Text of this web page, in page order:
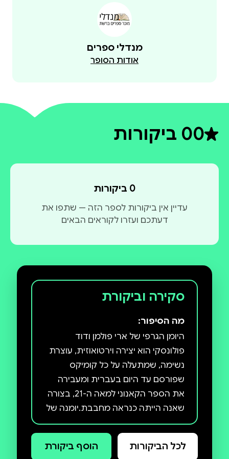
מנדלי ספרים
אודות הסופר
0דירוג ממוצע 0 מתוך 5
0 ביקורות
0 ביקורות
עדיין אין ביקורות לספר הזה — שתפו את
דעתכם ועזרו לקוראים הבאים
סקירה וביקורת
מה הסיפור:
היומן הגרפי של ארי פולמן ודוד
פולונסקי הוא יצירה וירטואוזית, עוצרת
נשימה, שמתעלה על כל קומיקס
שפורסם עד היום בעברית ומעבירה
את הספר הקאנוני למאה ה-21, בצורה
שאנה הייתה כנראה מחבבת.יומנה של
אנה פרנק הוא אחד הספרים הנקראים
ביותר בעולם – הוא זכה לאינספור
גרסאות בכל פורמט אפשרי: קולנוע,
לכל הביקורות הוסף ביקורת